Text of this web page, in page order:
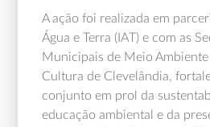
A ação foi realizada em
Água e Terra (IAT) e com as
Municipais de Meio Ambiente
Cultura de Clevelândia,
conjunto em prol da
educação ambiental e da